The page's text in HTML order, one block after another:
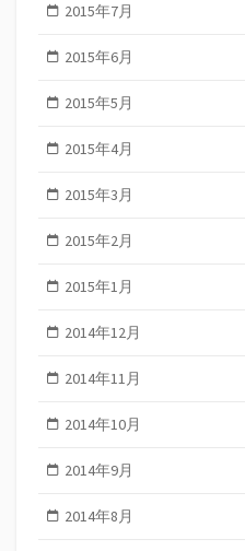
2015年7月
2015年6月
2015年5月
2015年4月
2015年3月
2015年2月
2015年1月
2014年12月
2014年11月
2014年10月
2014年9月
2014年8月